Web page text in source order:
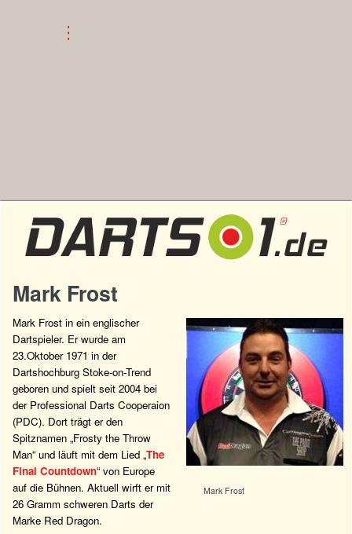
Mark Frost
Mark Frost
Mark Frost in ein englischer
Dartspieler. Er wurde am
23.Oktober 1971 in der
Dartshochburg Stoke-on-Trend
geboren und spielt seit 2004 bei
der Professional Darts Cooperaion
(PDC). Dort trägt er den
Spitznamen „Frosty the Throw
Man“ und läuft mit dem Lied „The
Final Countdown“ von Europe
auf die Bühnen. Aktuell wirft er mit
26 Gramm schweren Darts der
Marke Red Dragon.